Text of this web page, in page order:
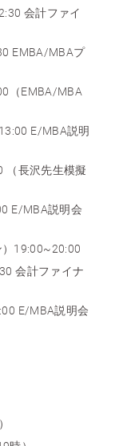
会計ファイ
EMBA/MBAプ
（EMBA/MBA
E/MBA説明
（長沢先生模擬
E/MBA説明会
19:00~20:00
会計ファイナ
E/MBA説明会